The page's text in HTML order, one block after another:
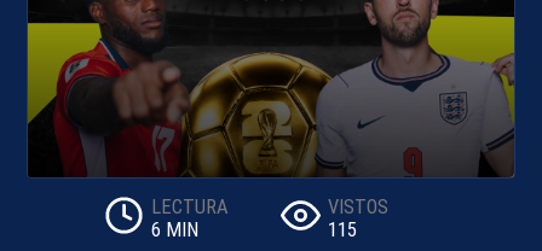
LECTURA
6 MIN
VISTOS
115